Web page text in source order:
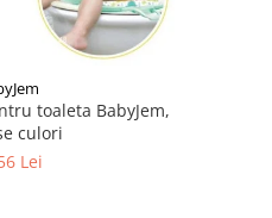
toaleta BabyJem,
culori
Lei